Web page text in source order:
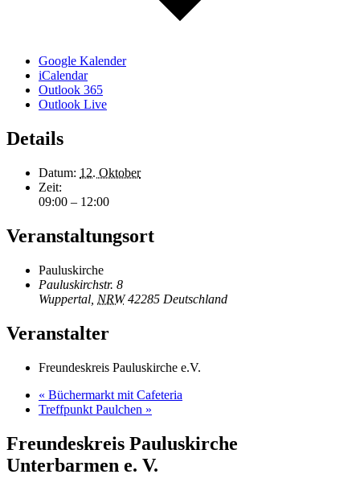
Google Kalender
iCalendar
Outlook 365
Outlook Live
Details
Datum: 12. Oktober
Zeit:
09:00 – 12:00
Veranstaltungsort
Pauluskirche
Pauluskirchstr. 8
Wuppertal NRW 42285 Deutschland
Veranstalter
Freundeskreis Pauluskirche e.V.
« Büchermarkt mit Cafeteria
Treffpunkt Paulchen »
Freundeskreis Pauluskirche
Unterbarmen e. V.